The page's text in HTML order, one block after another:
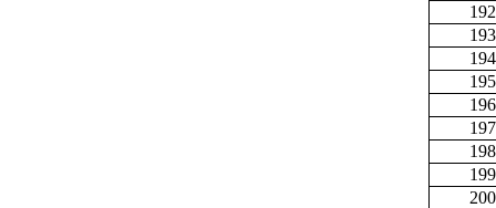
192
193
194
195
196
197
198
199
200